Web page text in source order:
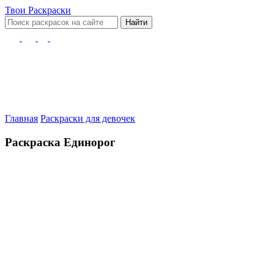
Твои Раскраски
Найти
Главная Раскраски для девочек
Раскраска Единорог